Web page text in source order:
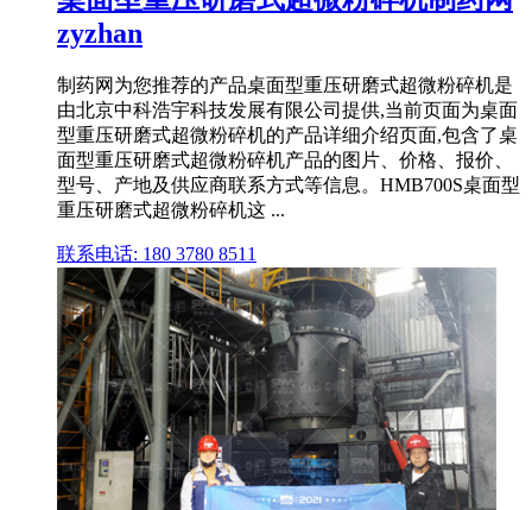
zyzhan
制药网为您推荐的产品桌面型重压研磨式超微粉碎机是
由北京中科浩宇科技发展有限公司提供,当前页面为桌面
型重压研磨式超微粉碎机的产品详细介绍页面,包含了桌
面型重压研磨式超微粉碎机产品的图片、价格、报价、
型号、产地及供应商联系方式等信息。HMB700S桌面型
重压研磨式超微粉碎机这 ...
联系电话: 180 3780 8511